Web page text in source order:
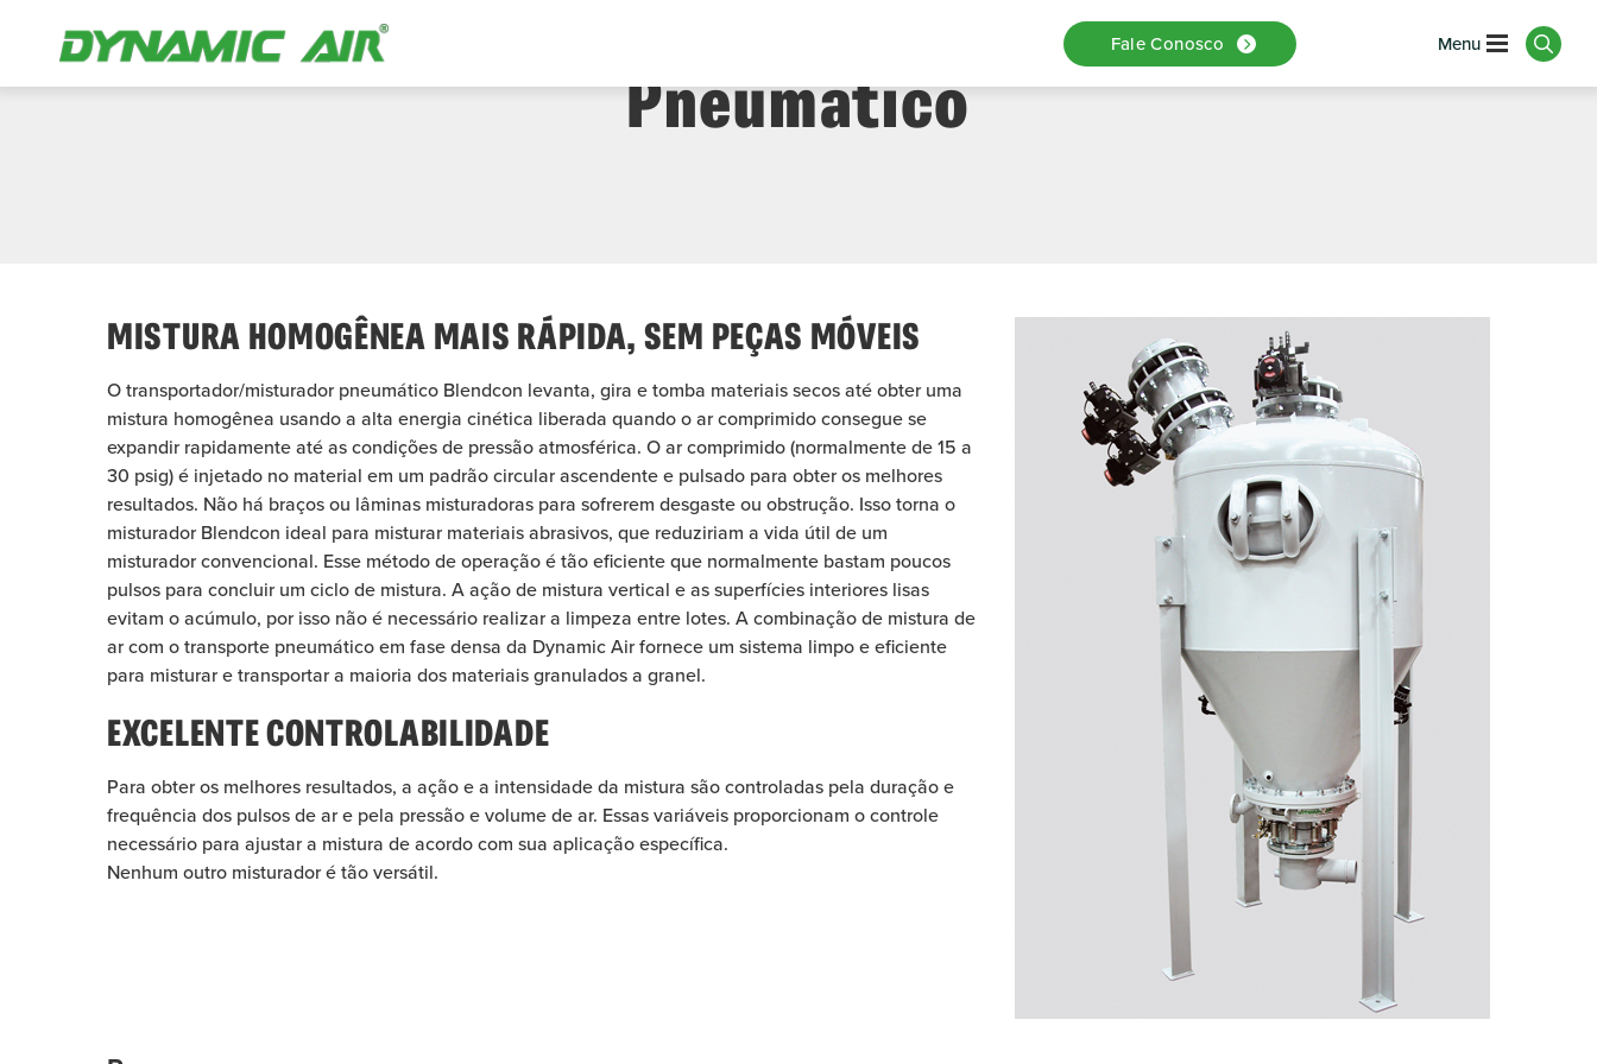
Fale Conosco
Blendcon™ Transportador/misturador
Pneumático
MISTURA HOMOGÊNEA MAIS RÁPIDA, SEM PEÇAS MÓVEIS
O transportador/misturador pneumático Blendcon levanta, gira e tomba materiais secos até obter uma
mistura homogênea usando a alta energia cinética liberada quando o ar comprimido consegue se
expandir rapidamente até as condições de pressão atmosférica. O ar comprimido (normalmente de 15 a
30 psig) é injetado no material em um padrão circular ascendente e pulsado para obter os melhores
resultados. Não há braços ou lâminas misturadoras para sofrerem desgaste ou obstrução. Isso torna o
misturador Blendcon ideal para misturar materiais abrasivos, que reduziriam a vida útil de um
misturador convencional. Esse método de operação é tão eficiente que normalmente bastam poucos
pulsos para concluir um ciclo de mistura. A ação de mistura vertical e as superfícies interiores lisas
evitam o acúmulo, por isso não é necessário realizar a limpeza entre lotes. A combinação de mistura de
ar com o transporte pneumático em fase densa da Dynamic Air fornece um sistema limpo e eficiente
para misturar e transportar a maioria dos materiais granulados a granel.
EXCELENTE CONTROLABILIDADE
Para obter os melhores resultados, a ação e a intensidade da mistura são controladas pela duração e
frequência dos pulsos de ar e pela pressão e volume de ar. Essas variáveis proporcionam o controle
necessário para ajustar a mistura de acordo com sua aplicação específica.
Nenhum outro misturador é tão versátil.